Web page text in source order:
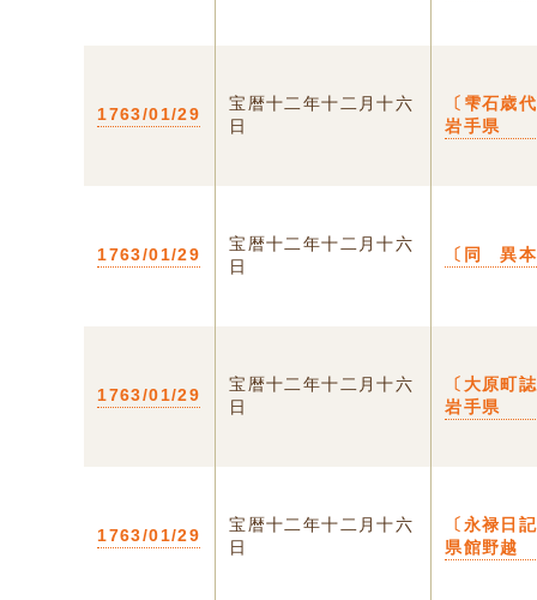
1763/01/29
宝暦十二年十二月十六
日
〔雫石歳
岩手県
1763/01/29
宝暦十二年十二月十六
日
〔同 異
1763/01/29
宝暦十二年十二月十六
日
〔大原町
岩手県
1763/01/29
宝暦十二年十二月十六
日
〔永禄日
県館野越